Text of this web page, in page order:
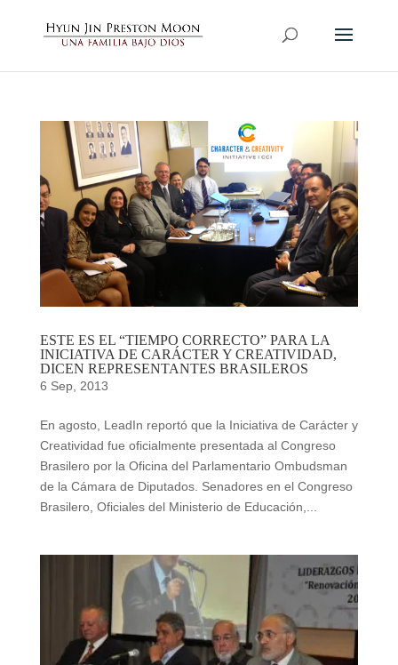
ESTE ES EL “TIEMPO CORRECTO” PARA LA
INICIATIVA DE CARÁCTER Y CREATIVIDAD,
DICEN REPRESENTANTES BRASILEROS
6 Sep, 2013
En agosto, LeadIn reportó que la Iniciativa de Carácter y
Creatividad fue oficialmente presentada al Congreso
Brasilero por la Oficina del Parlamentario Ombudsman
de la Cámara de Diputados. Senadores en el Congreso
Brasilero, Oficiales del Ministerio de Educación,...